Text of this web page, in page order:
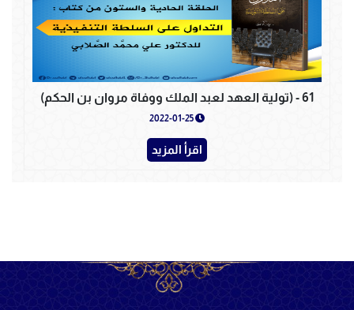
61 - (تولية العهد لعبد الملك ووفاة مروان بن الحكم)
اقرأ المزيد